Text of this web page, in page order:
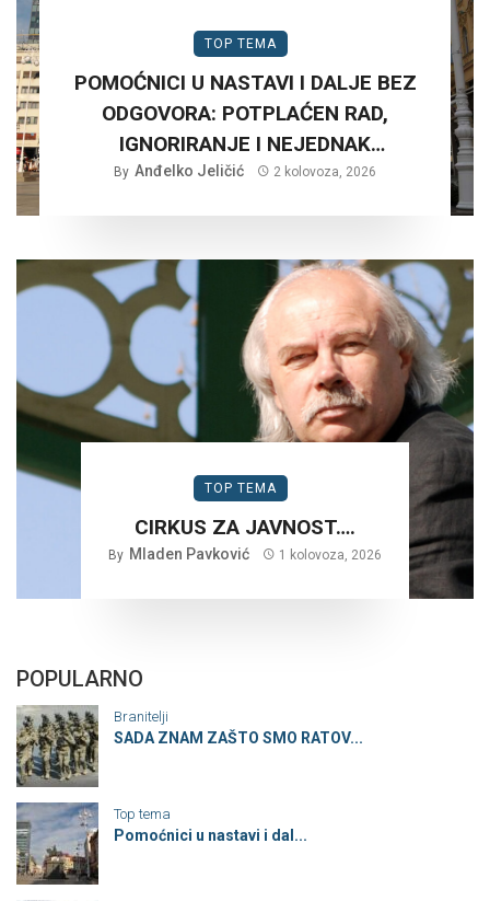
TOP TEMA
POMOĆNICI U NASTAVI I DALJE BEZ
ODGOVORA: POTPLAĆEN RAD,
IGNORIRANJE I NEJEDNAK
TRETMAN…
By Anđelko Jeličić 2 kolovoza, 2026
TOP TEMA
CIRKUS ZA JAVNOST….
By Mladen Pavković 1 kolovoza, 2026
POPULARNO
Branitelji
SADA ZNAM ZAŠTO SMO RATOV...
Top tema
Pomoćnici u nastavi i dal...